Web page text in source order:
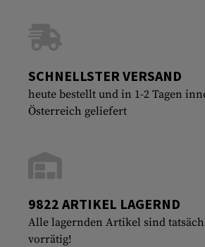
SCHNELLSTER VERSAND
heute bestellt und in 1-2 Tagen
Österreich geliefert
9822 ARTIKEL LAGERND
Alle lagernden Artikel sind
vorrätig!